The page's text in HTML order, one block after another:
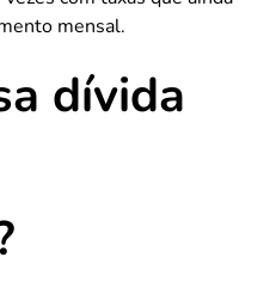
mensal.
dívida